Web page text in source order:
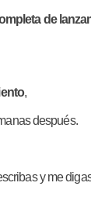
de
,
después.
y me